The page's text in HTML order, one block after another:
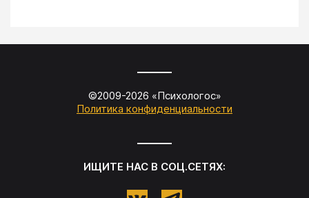
©2009-2026 «Психологос»
Политика конфиденциальности
ИЩИТЕ НАС В СОЦ.СЕТЯХ: